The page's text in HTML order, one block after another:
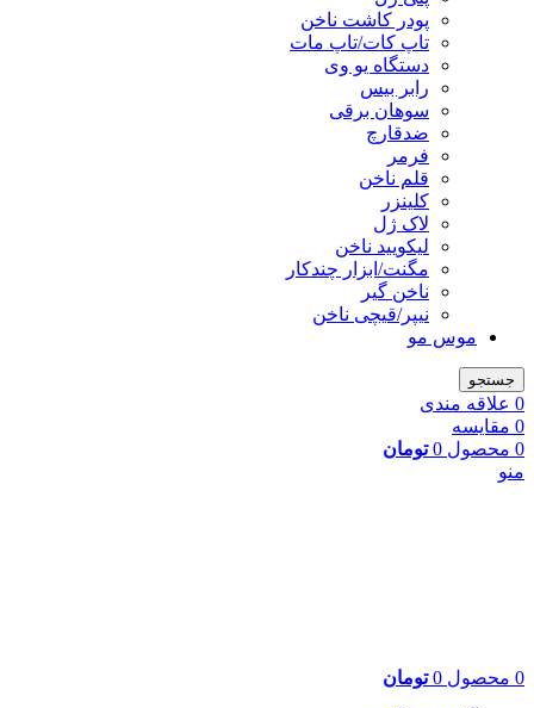
پودر کاشت ناخن
تاپ کات/تاپ مات
دستگاه یو وی
رابر بیس
سوهان برقی
ضدقارچ
فرمر
قلم ناخن
کلینزر
لاک ژل
لیکوييد ناخن
مگنت/ابزار چندکار
ناخن گیر
نیپر/قیچی ناخن
موس مو
جستجو
0 علاقه مندی
0 مقایسه
0 محصول 0 تومان
منو
0 محصول 0 تومان